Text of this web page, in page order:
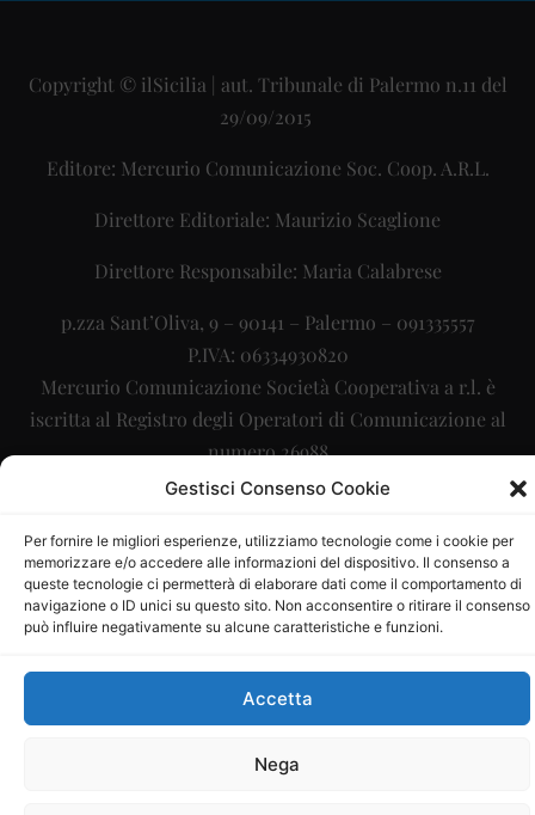
Gestisci Consenso Cookie
Per fornire le migliori esperienze, utilizziamo tecnologie come i cookie per
memorizzare e/o accedere alle informazioni del dispositivo. Il consenso a
queste tecnologie ci permetterà di elaborare dati come il comportamento di
navigazione o ID unici su questo sito. Non acconsentire o ritirare il consenso
può influire negativamente su alcune caratteristiche e funzioni.
Accetta
Nega
Copyright © ilSicilia | aut. Tribunale di Palermo n.11 del
29/09/2015
Editore: Mercurio Comunicazione Soc. Coop. A.R.L.
Direttore Editoriale: Maurizio Scaglione
Direttore Responsabile: Maria Calabrese
p.zza Sant’Oliva, 9 – 90141 – Palermo – 091335557
P.IVA: 06334930820
Mercurio Comunicazione Società Cooperativa a r.l. è
iscritta al Registro degli Operatori di Comunicazione al
numero 26988
Sito gestito daLa Digitale srl– info@ladigitale.it